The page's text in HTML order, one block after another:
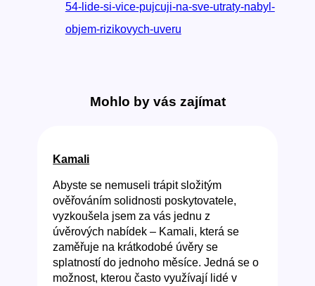
54-lide-si-vice-pujcuji-na-sve-utraty-nabyl-
objem-rizikovych-uveru
Mohlo by vás zajímat
Kamali
Abyste se nemuseli trápit složitým
ověřováním solidnosti poskytovatele,
vyzkoušela jsem za vás jednu z
úvěrových nabídek – Kamali, která se
zaměřuje na krátkodobé úvěry se
splatností do jednoho měsíce. Jedná se o
možnost, kterou často využívají lidé v